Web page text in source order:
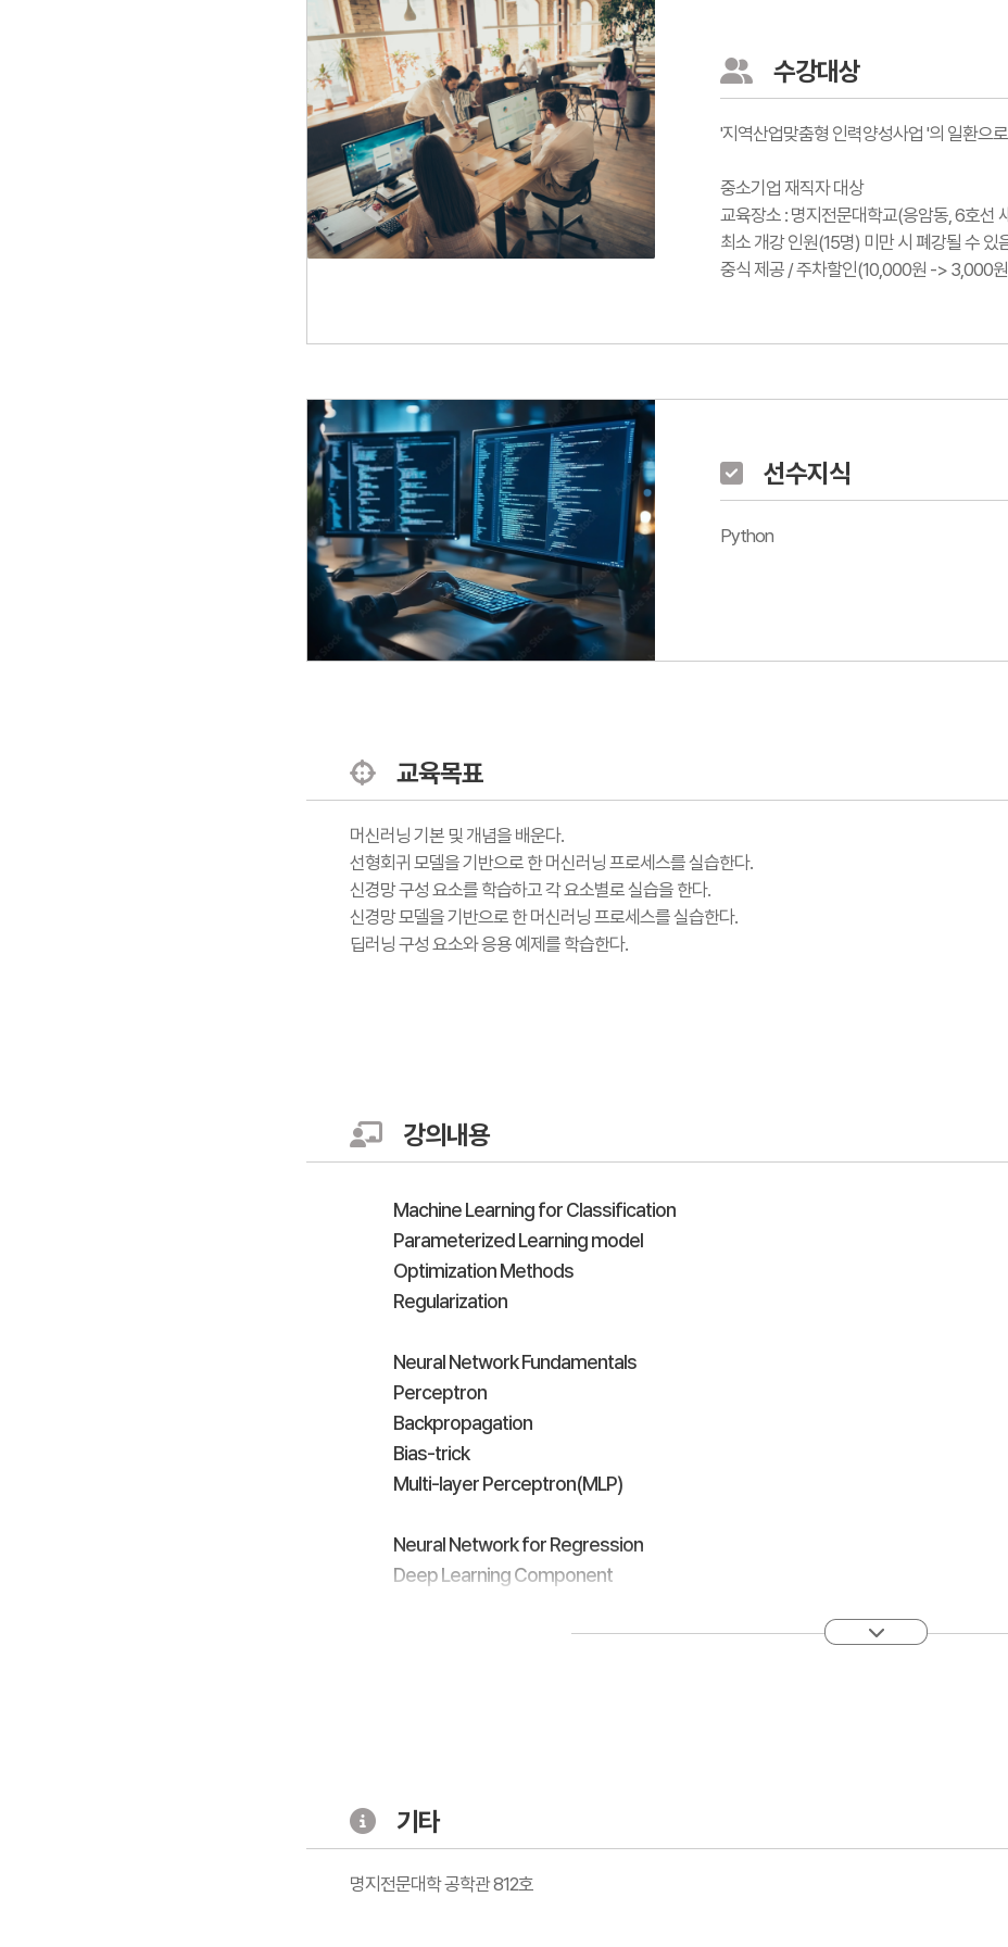
수강대상
'지역산업맞춤형 인력양성사업 '의 일환으
중소기업 재직자 대상
교육장소 : 명지전문대학교(응암동, 6호선
최소 개강 인원(15명) 미만 시 폐강될 수 있
중식 제공 / 주차할인(10,000원 -> 3,000
선수지식
Python
교육목표
머신러닝 기본 및 개념을 배운다.
선형회귀 모델을 기반으로 한 머신러닝 프로세스를 실습한다.
신경망 구성 요소를 학습하고 각 요소별로 실습을 한다.
신경망 모델을 기반으로 한 머신러닝 프로세스를 실습한다.
딥러닝 구성 요소와 응용 예제를 학습한다.
강의내용
Machine Learning for Classification
Parameterized Learning model
Optimization Methods
Regularization
Neural Network Fundamentals
Perceptron
Backpropagation
Bias-trick
Multi-layer Perceptron(MLP)
Neural Network for Regression
Deep Learning Component
기타
명지전문대학 공학관 812호